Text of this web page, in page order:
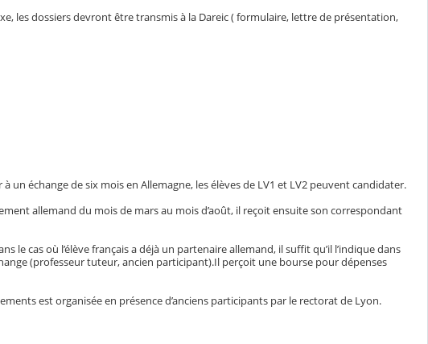
les dossiers devront être transmis à la Dareic ( formulaire, lettre de présentation,
échange de six mois en Allemagne, les élèves de LV1 et LV2 peuvent candidater.
allemand du mois de mars au mois d’août, il reçoit ensuite son correspondant
le cas où l’élève français a déjà un partenaire allemand, il suffit qu’il l’indique dans
(professeur tuteur, ancien participant).Il perçoit une bourse pour dépenses
est organisée en présence d’anciens participants par le rectorat de Lyon.